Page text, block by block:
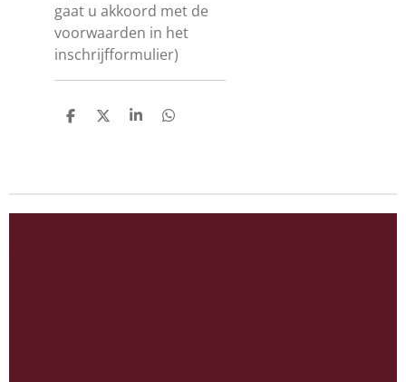
gaat u akkoord met de
voorwaarden in het
inschrijfformulier)
D
D
S
D